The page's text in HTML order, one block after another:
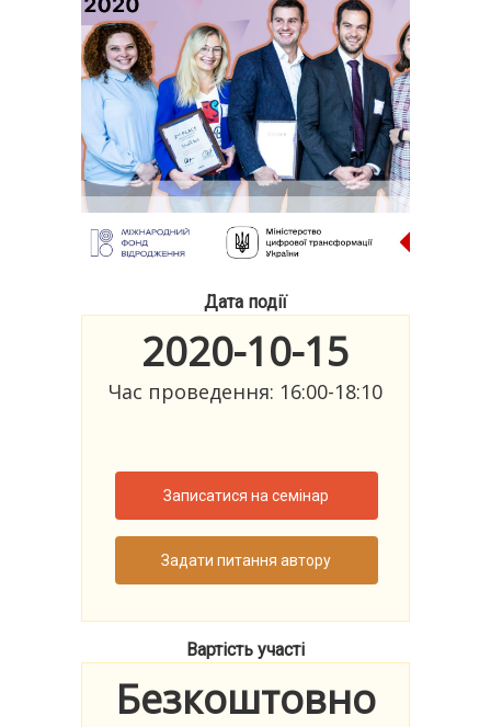
Дата події
2020-10-15
Час проведення: 16:00-18:10
Записатися на семінар
Задати питання автору
Вартість участі
Безкоштовно